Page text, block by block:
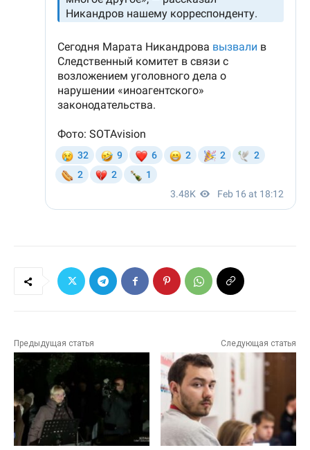
Предыдущая статья Следующая статья